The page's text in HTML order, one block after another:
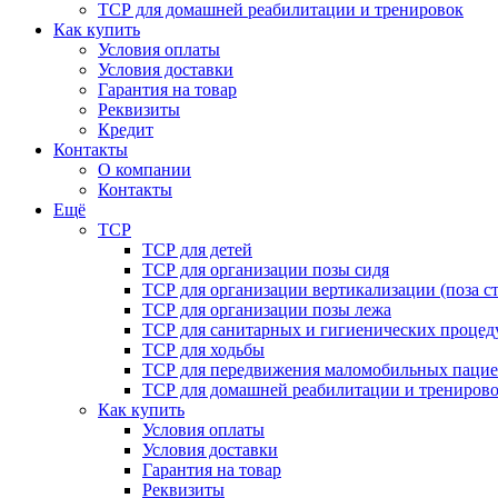
ТСР для домашней реабилитации и тренировок
Как купить
Условия оплаты
Условия доставки
Гарантия на товар
Реквизиты
Кредит
Контакты
О компании
Контакты
Ещё
ТСР
ТСР для детей
ТСР для организации позы сидя
ТСР для организации вертикализации (поза
ТСР для организации позы лежа
ТСР для санитарных и гигиенических
ТСР для ходьбы
ТСР для передвижения маломобильных
ТСР для домашней реабилитации и
Как купить
Условия оплаты
Условия доставки
Гарантия на товар
Реквизиты